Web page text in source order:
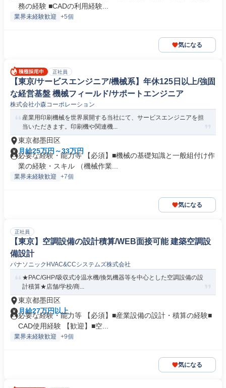
務の経験 ■CADの利用経験...
業界未経験歓迎 +5個
気になる
正社員
【東京/サービスエンジニア/機械系】年休125日以上/強固
な経営基盤 機械フィールド/サポートエンジニア
株式会社小森コーポレーション
産業用印刷機械を世界展開する当社にて、サービスエンジニアを担
当いただきます。印刷機や関連機...
東京都墨田区
月給25万円～33万円
必要な経験・能力等 【必須】■機械の基礎知識と一般組付け作
業の経験・スキル （機械作業...
業界未経験歓迎 +7個
気になる
正社員
【東京】空調設備の設計積算/WEB面接可能 建築空調設
備設計
パナソニックHVAC&CCシステムズ株式会社
★PAC/GHP/吸収式冷温水機/換気機器等を中心とした空調設備の設
計積算★店舗/学校/商...
東京都墨田区
月給27万円以上
必要な経験・能力等 【必須】■産業設備の設計・積算の経験■
CAD使用経験 【歓迎】■空...
業界未経験歓迎 +9個
気になる